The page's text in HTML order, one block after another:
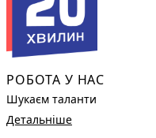
РОБОТА У НАС
Шукаєм таланти
Детальніше